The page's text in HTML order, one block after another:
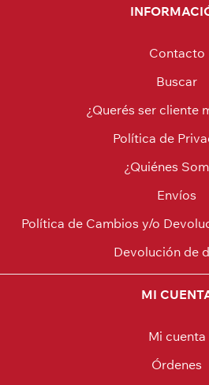
Contacto
Buscar
¿Querés ser cliente
Política de
¿Quiénes
Envíos
Política de Cambios y/o
Devolución de
MI
Mi cuenta
Órdenes